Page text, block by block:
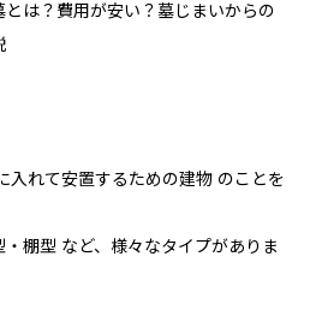
とは？費用が安い？墓じまいからの
入れて安置するための建物 のことを
棚型 など、様々なタイプがありま